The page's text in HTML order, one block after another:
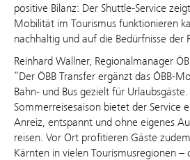
positive Bilanz: Der Shuttle-Service
Mobilität im Tourismus funktionieren
nachhaltig und auf die Bedürfnisse der
Reinhard Wallner, Regionalmanager
”Der ÖBB Transfer ergänzt das ÖBB-
Bahn- und Bus gezielt für
Sommerreisesaison bietet der Service
Anreiz, entspannt und ohne eigenes
reisen. Vor Ort profitieren Gäste
Kärnten in vielen Tourismusregionen